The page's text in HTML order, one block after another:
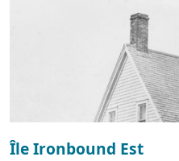
Île Ironbound Est